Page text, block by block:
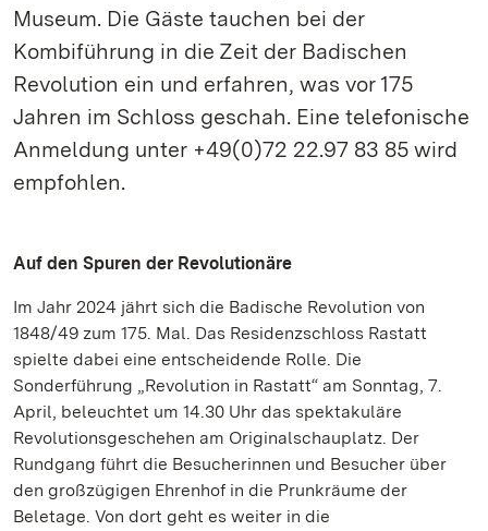
Museum. Die Gäste tauchen bei der
Kombiführung in die Zeit der Badischen
Revolution ein und erfahren, was vor 175
Jahren im Schloss geschah. Eine telefonische
Anmeldung unter +49(0)72 22.97 83 85 wird
empfohlen.
Auf den Spuren der Revolutionäre
Im Jahr 2024 jährt sich die Badische Revolution von
1848/49 zum 175. Mal. Das Residenzschloss Rastatt
spielte dabei eine entscheidende Rolle. Die
Sonderführung „Revolution in Rastatt“ am Sonntag, 7.
April, beleuchtet um 14.30 Uhr das spektakuläre
Revolutionsgeschehen am Originalschauplatz. Der
Rundgang führt die Besucherinnen und Besucher über
den großzügigen Ehrenhof in die Prunkräume der
Beletage. Von dort geht es weiter in die